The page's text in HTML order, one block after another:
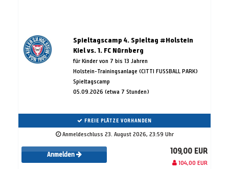
Spieltagscamp 4. Spieltag #Holstein
Kiel vs. 1. FC Nürnberg
für Kinder von 7 bis 13 Jahren
Holstein-Trainingsanlage (CITTI FUSSBALL PARK)
Spieltagscamp
05.09.2026 (etwa 7 Stunden)
FREIE PLÄTZE VORHANDEN
Anmeldeschluss 23. August 2026, 23:59 Uhr
Anmelden 109,00 EUR
104,00 EUR